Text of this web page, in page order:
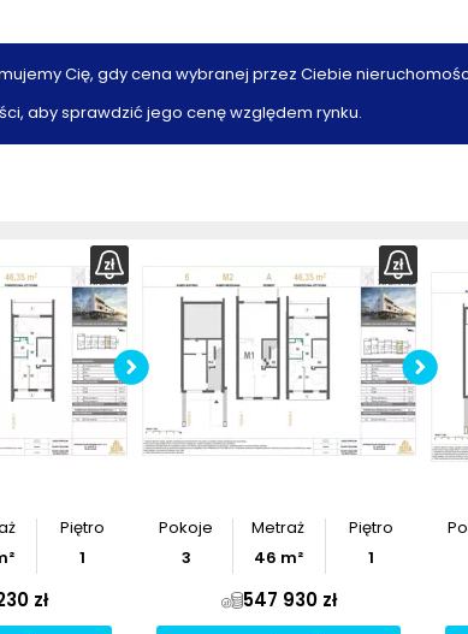
Cię, gdy cena wybranej przez Ciebie
aby sprawdzić jego cenę względem rynku.
rzut Pobierzrzut
Piętro
1
zł
Pokoje
3
Metraż
46 m²
Piętro
1
547 930 zł